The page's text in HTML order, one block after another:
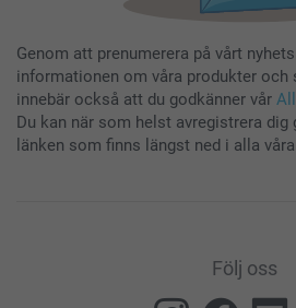
Genom att prenumerera på vårt
informationen om våra produkter och
innebär också att du godkänner vår
Du kan när som helst avregistrera
länken som finns längst ned i alla
Följ oss